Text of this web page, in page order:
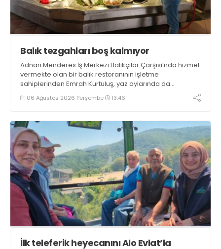
Balık tezgahları boş kalmıyor
Adnan Menderes İş Merkezi Balıkçılar Çarşısı’nda hizmet
vermekte olan bir balık restoranının işletme
sahiplerinden Emrah Kurtuluş, yaz aylarında da
tezgahlarda taze balık bulunduğunu ifade ederek “Yıl
boyunca tezgahlarda taze balık bulmak mümkün
06 Ağustos 2026 Perşembe 13:46
İlk teleferik heyecanını Alo Evlat’la